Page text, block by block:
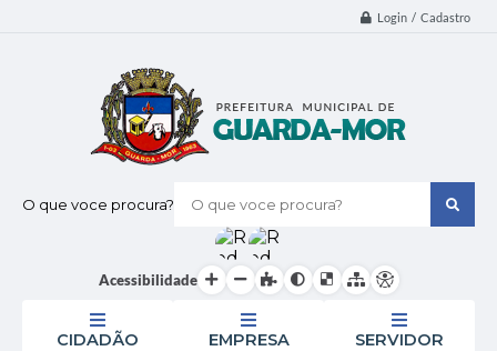
Login / Cadastro
O que voce procura?
Acessibilidade
CIDADÃO EMPRESA SERVIDOR